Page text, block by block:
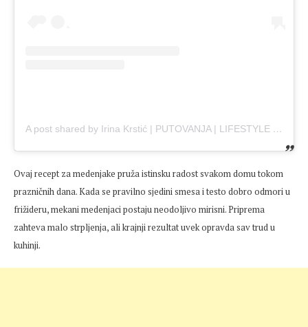
A post shared by Irina Krstić | PUTOVANJA | LIFESTYLE (@pasosudzepu)
Ovaj recept za medenjake pruža istinsku radost svakom domu tokom
prazničnih dana. Kada se pravilno sjedini smesa i testo dobro odmori u
frižideru, mekani medenjaci postaju neodoljivo mirisni. Priprema
zahteva malo strpljenja, ali krajnji rezultat uvek opravda sav trud u
kuhinji.